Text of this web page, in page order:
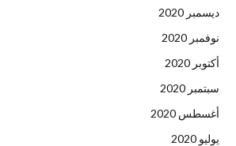
ديسمبر 2020
نوفمبر 2020
أكتوبر 2020
سبتمبر 2020
أغسطس 2020
يوليو 2020